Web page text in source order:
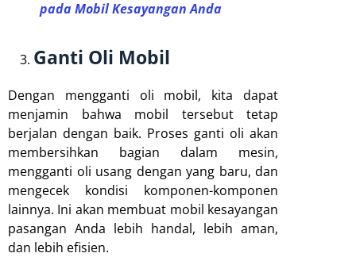
pada Mobil Kesayangan Anda
Ganti Oli Mobil
Dengan mengganti oli mobil, kita dapat
menjamin bahwa mobil tersebut tetap
berjalan dengan baik. Proses ganti oli akan
membersihkan bagian dalam mesin,
mengganti oli usang dengan yang baru, dan
mengecek kondisi komponen-komponen
lainnya. Ini akan membuat mobil kesayangan
pasangan Anda lebih handal, lebih aman,
dan lebih efisien.